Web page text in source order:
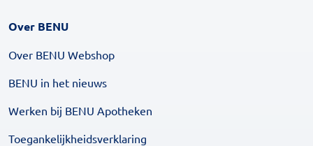
Over BENU
Over BENU Webshop
BENU in het nieuws
Werken bij BENU Apotheken
Toegankelijkheidsverklaring